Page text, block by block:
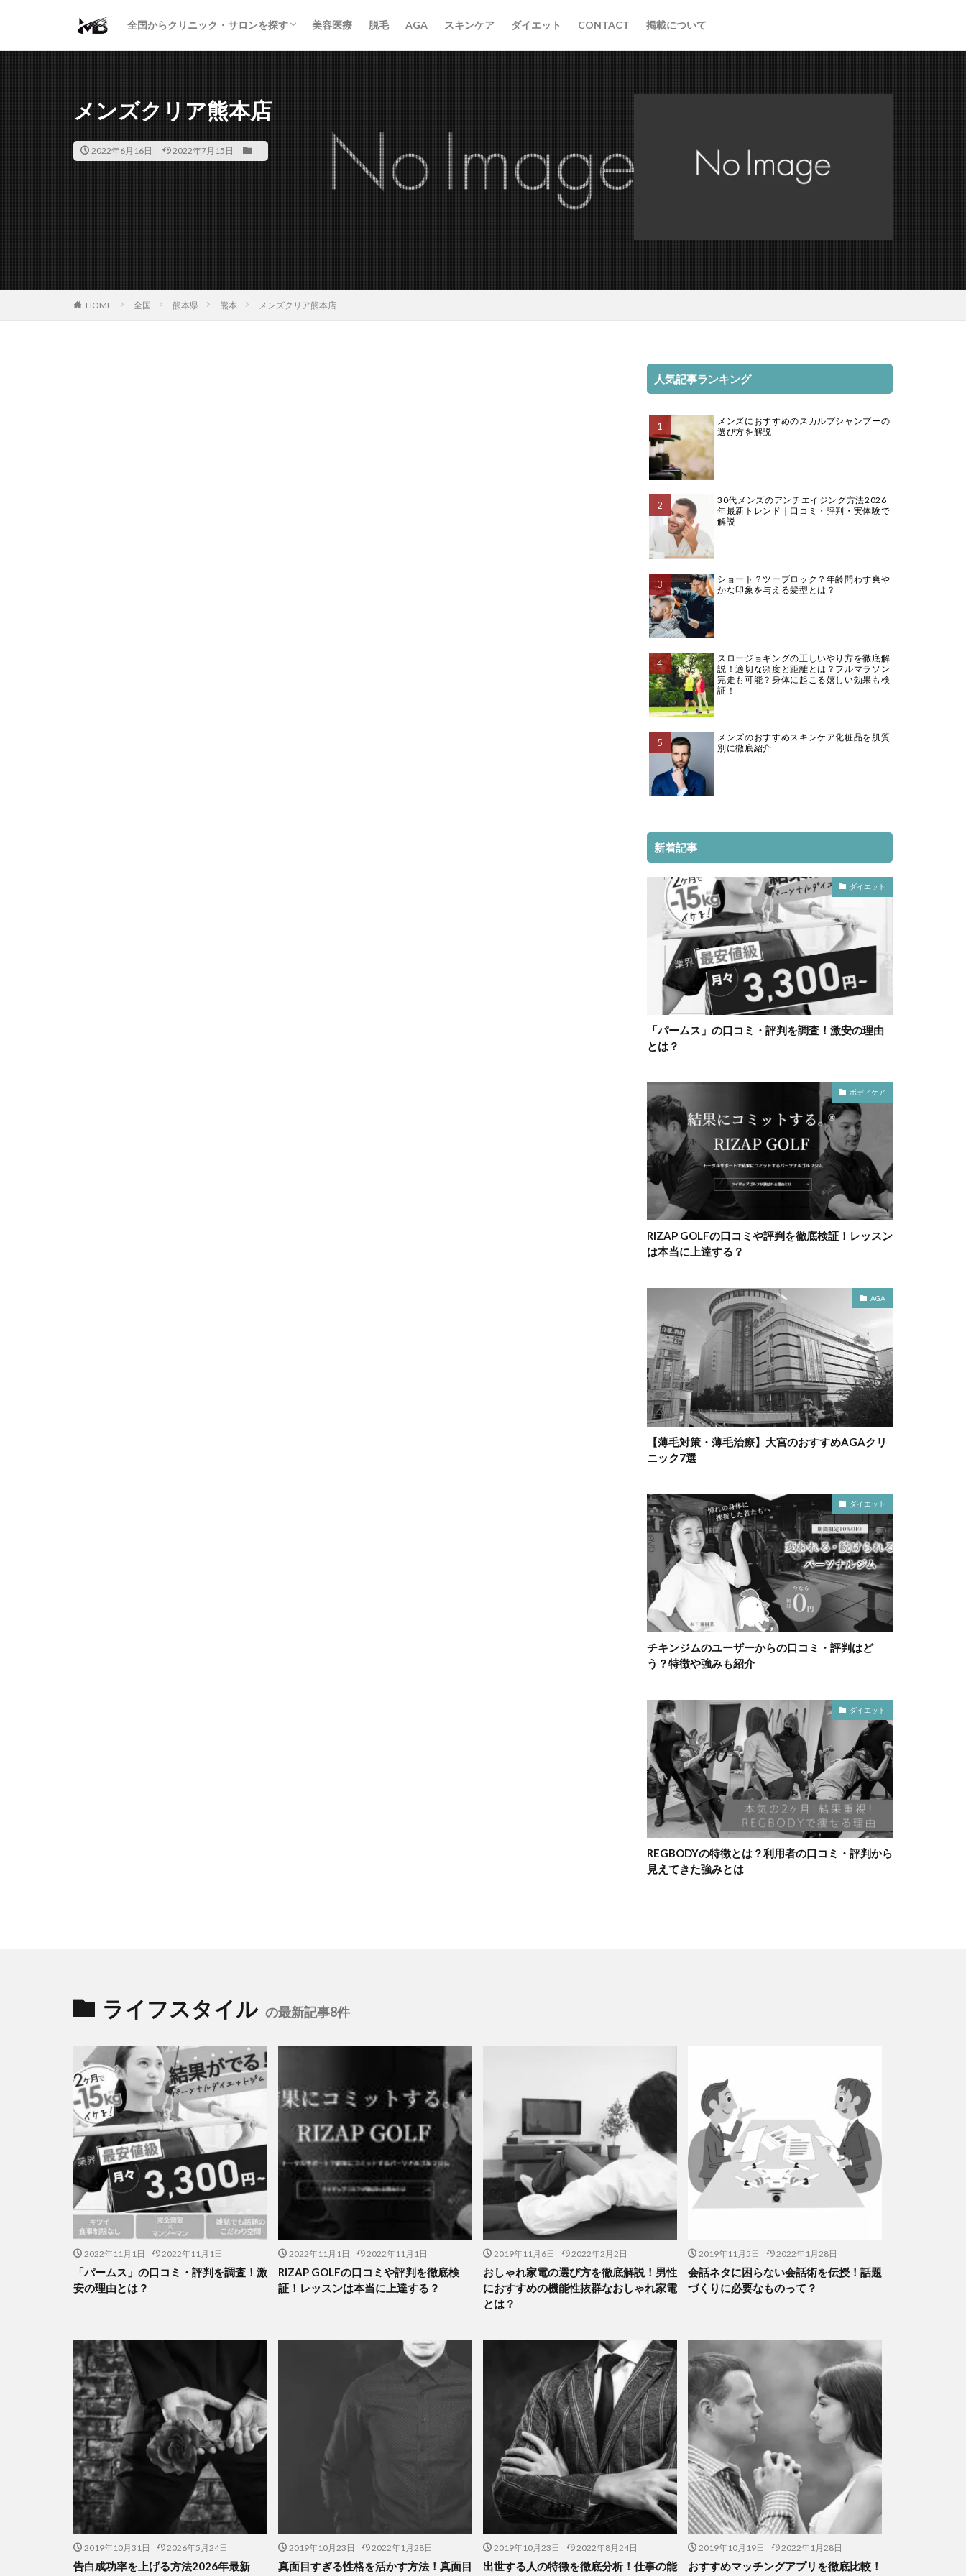
全国からクリニック・サロンを探す
二重・まぶた
鼻の形
小顔・輪郭
痩身・医療ダイエット
肌の悩み・スキンケア
わきが・多汗症
AGA
包茎・ED
医療脱毛
脱毛サロン
パーソナルジム
美容医療 脱毛 AGA スキンケア ダイエット CONTACT 掲載について
メンズクリア熊本店
2022年6月16日 2022年7月15日
HOME 全国 熊本県 熊本 メンズクリア熊本店
人気記事ランキング
メンズにおすすめのスカルプシャンプーの
選び方を解説
30代メンズのアンチエイジング方法2026
年最新トレンド｜口コミ・評判・実体験で
解説
ショート？ツーブロック？年齢問わず爽や
かな印象を与える髪型とは？
スロージョギングの正しいやり方を徹底解
説！適切な頻度と距離とは？フルマラソン
完走も可能？身体に起こる嬉しい効果も検
証！
メンズのおすすめスキンケア化粧品を肌質
別に徹底紹介
新着記事
ダイエット
「パームス」の口コミ・評判を調査！激安の理由
とは？
ボディケア
RIZAP GOLFの口コミや評判を徹底検証！レッスン
は本当に上達する？
AGA
【薄毛対策・薄毛治療】大宮のおすすめAGAクリ
ニック7選
ダイエット
チキンジムのユーザーからの口コミ・評判はど
う？特徴や強みも紹介
ダイエット
REGBODYの特徴とは？利用者の口コミ・評判から
見えてきた強みとは
ライフスタイル の最新記事8件
2022年11月1日 2022年11月1日
「パームス」の口コミ・評判を調査！激
安の理由とは？
2022年11月1日 2022年11月1日
RIZAP GOLFの口コミや評判を徹底検
証！レッスンは本当に上達する？
2019年11月6日 2022年2月2日
おしゃれ家電の選び方を徹底解説！男性
におすすめの機能性抜群なおしゃれ家電
とは？
2019年11月5日 2022年1月28日
会話ネタに困らない会話術を伝授！話題
づくりに必要なものって？
2019年10月31日 2026年5月24日
告白成功率を上げる方法2026年最新
2019年10月23日 2022年1月28日
真面目すぎる性格を活かす方法！真面目
2019年10月23日 2022年8月24日
出世する人の特徴を徹底分析！仕事の能
2019年10月19日 2022年1月28日
おすすめマッチングアプリを徹底比較！